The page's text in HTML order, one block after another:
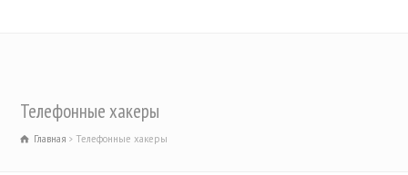
Телефонные хакеры
Главная Телефонные хакеры